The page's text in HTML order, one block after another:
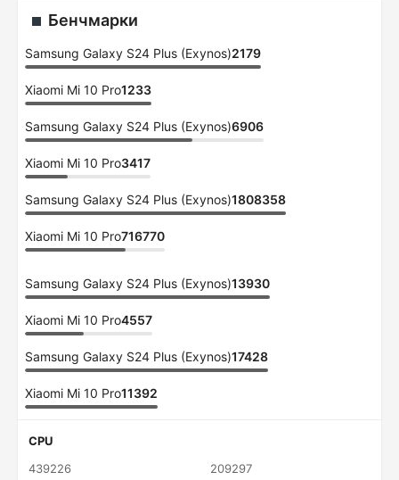
Бенчмарки
Samsung Galaxy S24 Plus (Exynos)2179
Xiaomi Mi 10 Pro1233
Samsung Galaxy S24 Plus (Exynos)6906
Xiaomi Mi 10 Pro3417
Samsung Galaxy S24 Plus (Exynos)1808358
Xiaomi Mi 10 Pro716770
Samsung Galaxy S24 Plus (Exynos)13930
Xiaomi Mi 10 Pro4557
Samsung Galaxy S24 Plus (Exynos)17428
Xiaomi Mi 10 Pro11392
CPU
439226
209297